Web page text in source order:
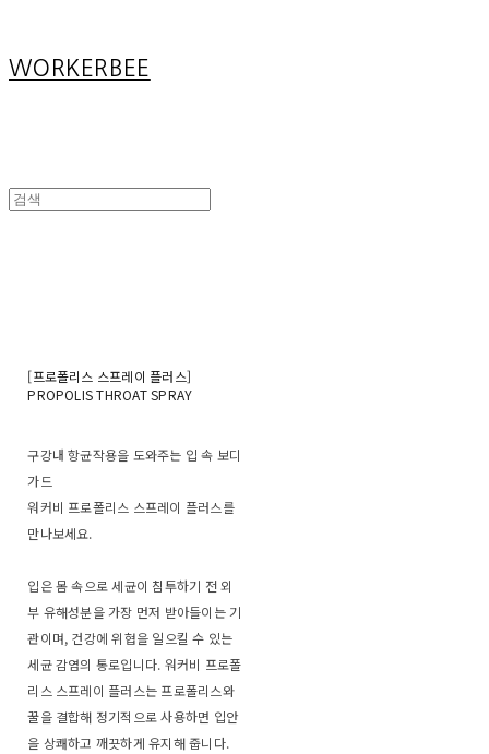
WORKERBEE
[프로폴리스 스프레이 플러스]
PROPOLIS THROAT SPRAY
구강내 항균작용을 도와주는 입 속 보디
가드
워커비 프로폴리스 스프레이 플러스를
만나보세요.
입은 몸 속으로 세균이 침투하기 전 외
부 유해성분을 가장 먼저 받아들이는 기
관이며, 건강에 위협을 일으킬 수 있는
세균 감염의 통로입니다. 워커비 프로폴
리스 스프레이 플러스는 프로폴리스와
꿀을 결합해 정기적으로 사용하면 입안
을 상쾌하고 깨끗하게 유지해 줍니다.